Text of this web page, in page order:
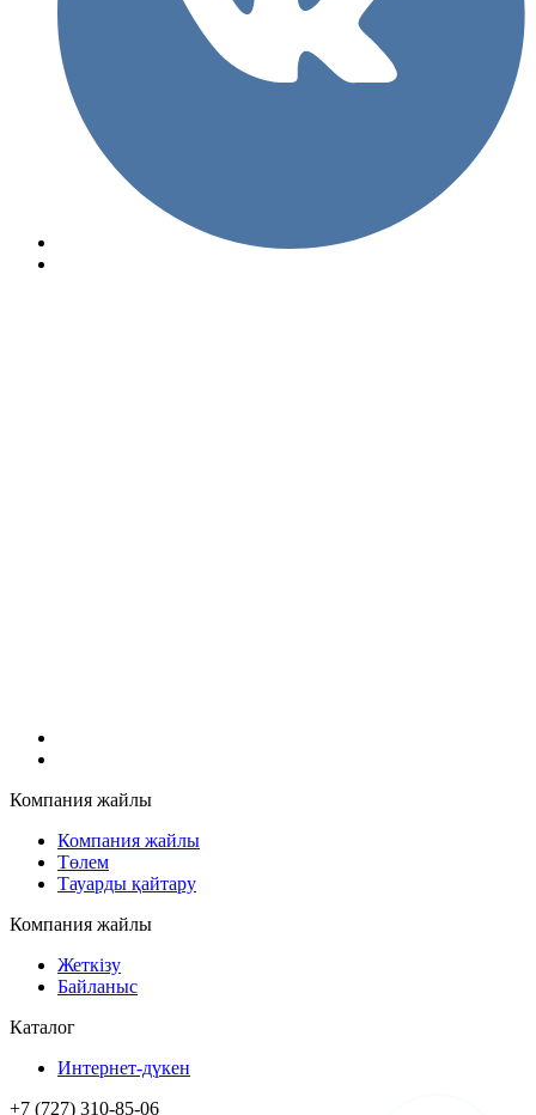
Компания жайлы
Компания жайлы
Төлем
Тауарды қайтару
Компания жайлы
Жеткізу
Байланыс
Каталог
Интернет-дүкен
+7 (727) 310-85-06